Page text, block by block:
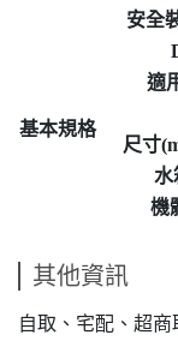
安全
基本規格
適
尺寸
水
機
其他資訊
自取、宅配、超商